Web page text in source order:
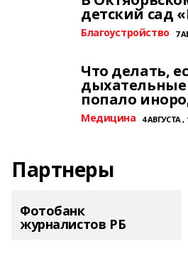
детский сад
Благоустройство 7
Что делать,
дыхательные
попало
Медицина 4 АВГУСТА ,
Партнеры
Фотобанк
журналистов РБ